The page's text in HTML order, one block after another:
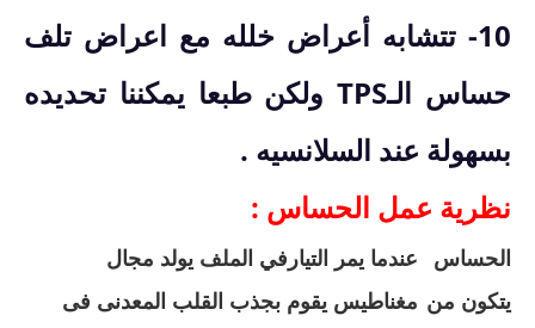
10- تتشابه أعراض خلله مع اعراض تلف
حساس الـTPS ولكن طبعا يمكننا تحديده
بسهولة عند السلانسيه .
نظرية عمل الحساس :
الحساس
يتكون من
عندما يمر التيارفي الملف يولد مجال
مغناطيس يقوم بجذب القلب المعدنى فى